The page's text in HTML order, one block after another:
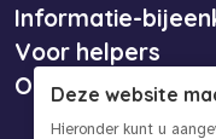
Informatie-
Voor helpers
Over ons
Deze website
Hieronder kunt u